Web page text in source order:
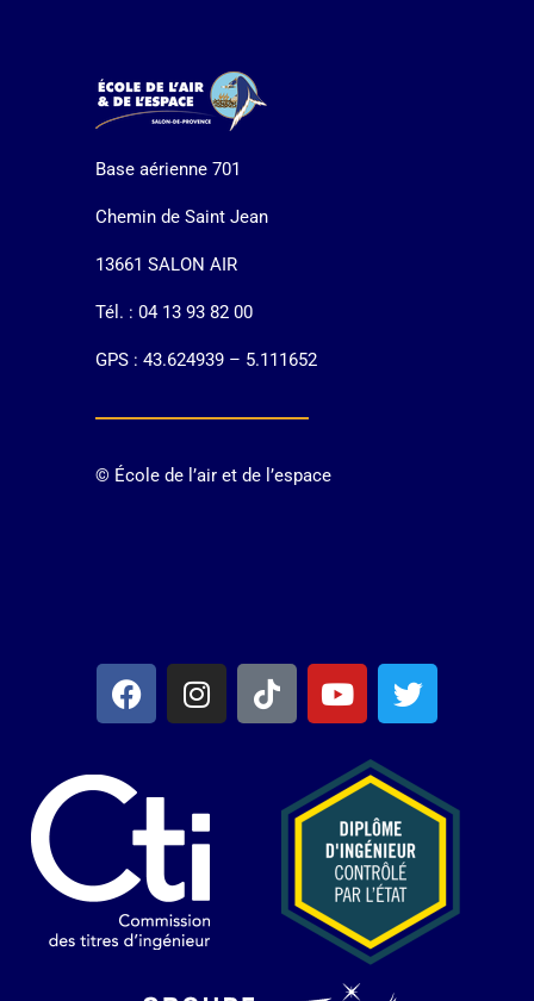
Base aérienne 701
Chemin de Saint Jean
13661 SALON AIR
Tél. : 04 13 93 82 00
GPS : 43.624939 – 5.111652
© École de l’air et de l’espace